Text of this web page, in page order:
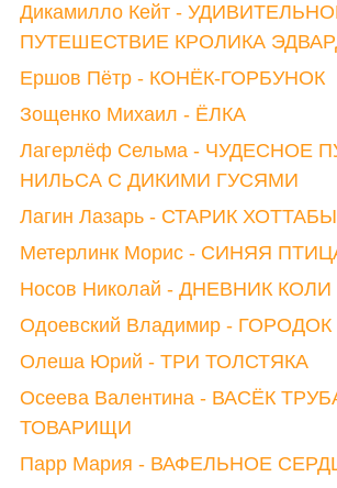
Дикамилло Кейт -
ПУТЕШЕСТВИЕ КРОЛИКА
Ершов Пётр - КОНЁК-ГОРБУНОК
Зощенко Михаил - ЁЛКА
Лагерлёф Сельма - ЧУДЕСНОЕ
НИЛЬСА С ДИКИМИ ГУСЯМИ
Лагин Лазарь - СТАРИК
Метерлинк Морис - СИНЯЯ
Носов Николай - ДНЕВНИК
Одоевский Владимир -
Олеша Юрий - ТРИ ТОЛСТЯКА
Осеева Валентина - ВАСЁК
ТОВАРИЩИ
Парр Мария - ВАФЕЛЬНОЕ